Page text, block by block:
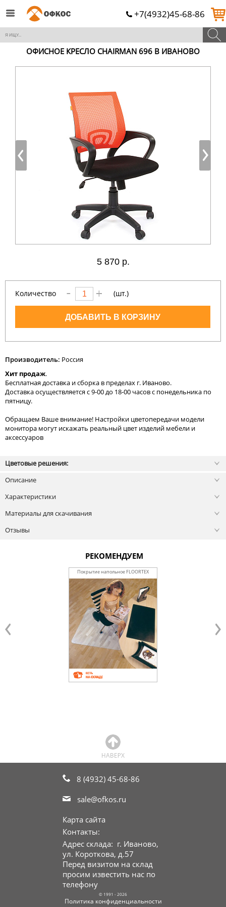
+7(4932)45-68-86
ОФИСНОЕ КРЕСЛО CHAIRMAN 696 В ИВАНОВО
5870 р.
Количество (шт.)
ДОБАВИТЬ В КОРЗИНУ
Производитель: Россия
Хит продаж.
Бесплатная доставка и сборка в пределах г. Иваново.
Доставка осуществляется с 9-00 до 18-00 часов с понедельника по
пятницу.
Обращаем Ваше внимание! Настройки цветопередачи модели
монитора могут искажать реальный цвет изделий мебели и
аксессуаров
Цветовые решения:
Описание
Характеристики
Материалы для скачивания
Отзывы
РЕКОМЕНДУЕМ
Покрытие напольное FLOORTEX
1212119ER
8 (4932) 45-68-86
sale@ofkos.ru
Карта сайта
Контакты:
Адрес склада: г. Иваново,
ул. Короткова, д.57
Перед визитом на склад
просим известить нас по
телефону
© 1991 - 2026
Политика конфиденциальности